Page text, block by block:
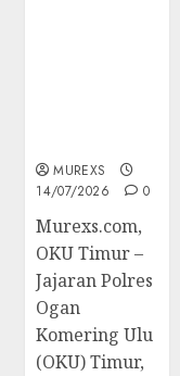
MUREXS
14/07/2026
0
Murexs.com,
OKU Timur –
Jajaran Polres
Ogan
Komering Ulu
(OKU) Timur,